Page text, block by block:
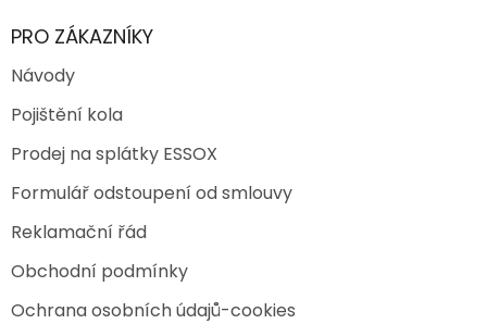
PRO ZÁKAZNÍKY
Návody
Pojištění kola
Prodej na splátky ESSOX
Formulář odstoupení od smlouvy
Reklamační řád
Obchodní podmínky
Ochrana osobních údajů-cookies